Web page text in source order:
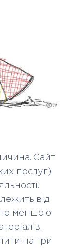
Сайт
послуг),
від
меншою
на три